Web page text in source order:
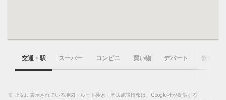
交通・駅 スーパー コンビニ 買い物 デパート 飲食店
※
上記に表示されている地図・ルート検索・周辺施設情報は、Google社が提供する